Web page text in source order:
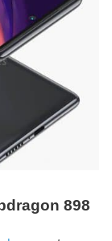
898